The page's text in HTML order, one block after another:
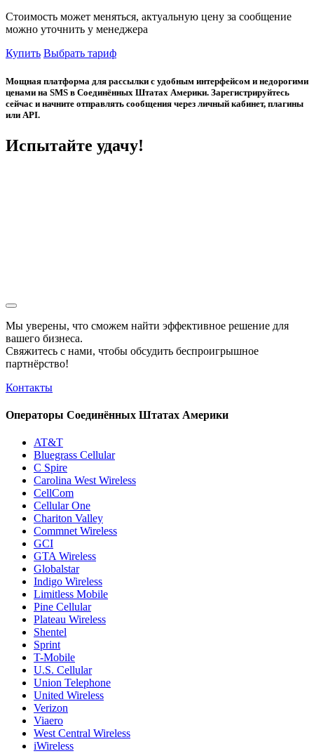
Стоимость может меняться, актуальную цену за сообщение
можно уточнить у менеджера
Купить Выбрать тариф
Мощная платформа для рассылки с удобным интерфейсом и недорогими
ценами на SMS в Соединённых Штатах Америки. Зарегистрируйтесь
сейчас и начните отправлять сообщения через личный кабинет, плагины
или API.
Испытайте удачу!
Мы уверены, что сможем найти эффективное решение для
вашего бизнеса.
Свяжитесь с нами, чтобы обсудить беспроигрышное
партнёрство!
Контакты
Операторы Соединённых Штатах Америки
AT&T
Bluegrass Cellular
C Spire
Carolina West Wireless
CellCom
Cellular One
Chariton Valley
Commnet Wireless
GCI
GTA Wireless
Globalstar
Indigo Wireless
Limitless Mobile
Pine Cellular
Plateau Wireless
Shentel
Sprint
T-Mobile
U.S. Cellular
Union Telephone
United Wireless
Verizon
Viaero
West Central Wireless
iWireless